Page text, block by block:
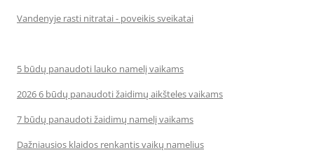
Vandenyje rasti nitratai - poveikis sveikatai
5 būdų panaudoti lauko namelį vaikams
2026 6 būdų panaudoti žaidimų aikšteles vaikams
7 būdų panaudoti žaidimų namelį vaikams
Dažniausios klaidos renkantis vaikų namelius